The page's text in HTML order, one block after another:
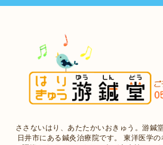
ささないはり、あたたかいおきゅう。游鍼
日井市にある鍼灸治療院です。 東洋医学